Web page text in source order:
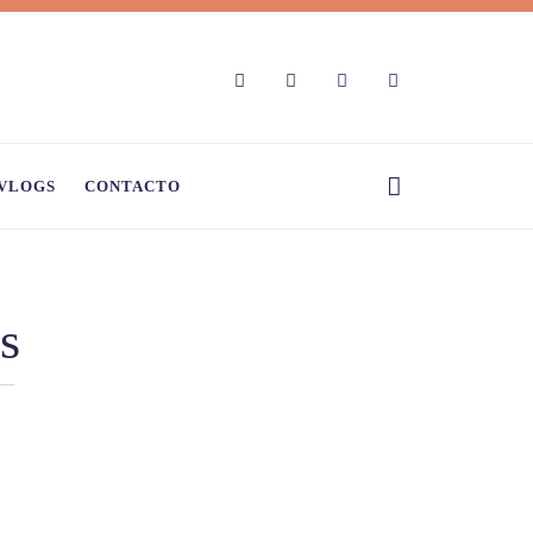
CONTACTO